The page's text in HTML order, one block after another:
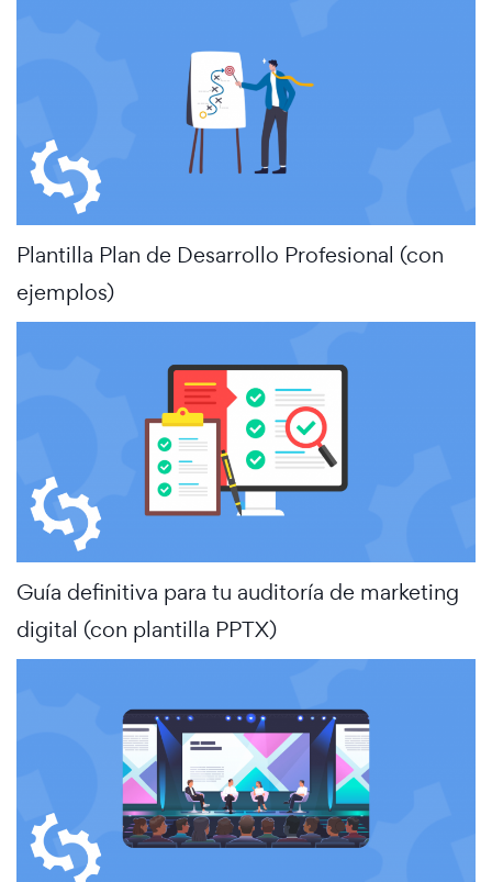
Plantilla Plan de Desarrollo Profesional (con
ejemplos)
Guía definitiva para tu auditoría de marketing
digital (con plantilla PPTX)